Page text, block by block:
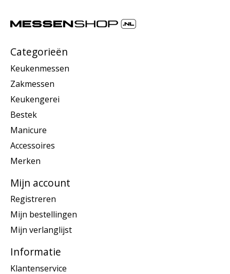
Categorieën
Keukenmessen
Zakmessen
Keukengerei
Bestek
Manicure
Accessoires
Merken
Mijn account
Registreren
Mijn bestellingen
Mijn verlanglijst
Informatie
Klantenservice